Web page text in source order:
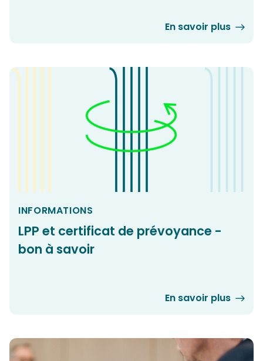
En savoir plus
INFORMATIONS
LPP et certificat de prévoyance -
bon à savoir
En savoir plus